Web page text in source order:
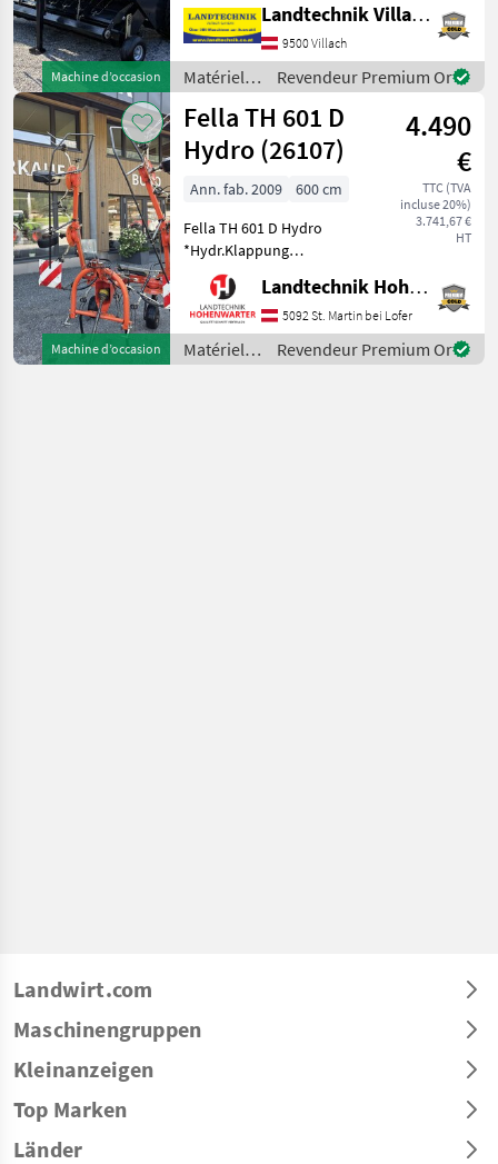
Machine d’occasion
balles de 1, 25 m de
diamètre, système de
coupe à rotor à 15
couteaux, commande
confort B
Landtechnik Villach GmbH
9500 Villach
Matériels
de
fenaison /
New
Holland
Revendeur Premium Or
Machine d’occasion
Fella TH 601 D
Hydro (26107)
4.490
€
TTC (TVA
incluse 20%)
3.741,67 €
HT
Ann. fab. 2009
600 cm
Fella TH 601 D Hydro
*Hydr.Klappung
*Gelenkwelle *Warnrafeln
Nachstehend finden Sie
ähnliche Suchbegriffe und
alternative Bezeichnungen
für Kreisler Keywords: Kreis
Landtechnik Hohenwarter GmbH
5092 St. Martin bei Lofer
Matériels
de
Revendeur Premium Or
Landwirt.com
Maschinengruppen
Kleinanzeigen
Top Marken
Länder